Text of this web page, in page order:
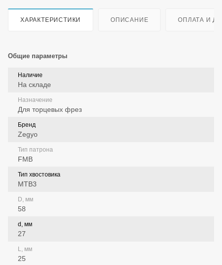
ХАРАКТЕРИСТИКИ ОПИСАНИЕ ОПЛАТА И
Общие параметры
Наличие
На складе
Назначение
Для торцевых фрез
Бренд
Zegyo
Тип патрона
FMB
Тип хвостовика
MTB3
D, мм
58
d, мм
27
L, мм
25